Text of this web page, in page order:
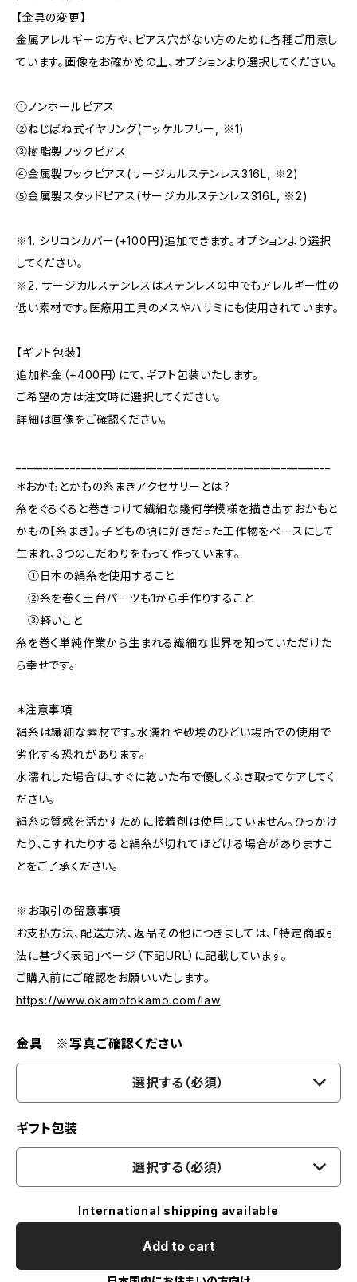
【金具の変更】
金属アレルギーの方や、ピアス穴がない方のために各種ご用意し
ています。画像をお確かめの上、オプションより選択してください。
①ノンホールピアス
②ねじばね式イヤリング(ニッケルフリー, ※1)
③樹脂製フックピアス
④金属製フックピアス(サージカルステンレス316L, ※2)
⑤金属製スタッドピアス(サージカルステンレス316L, ※2)
※1. シリコンカバー(+100円)追加できます。オプションより選択
してください。
※2. サージカルステンレスはステンレスの中でもアレルギー性の
低い素材です。医療用工具のメスやハサミにも使用されています。
【ギフト包装】
追加料金（+400円）にて、ギフト包装いたします。
ご希望の方は注文時に選択してください。
詳細は画像をご確認ください。
＊おかもとかもの糸まきアクセサリーとは？
糸をぐるぐると巻きつけて繊細な幾何学模様を描き出すおかもと
かもの【糸まき】。子どもの頃に好きだった工作物をベースにして
生まれ、3つのこだわりをもって作っています。
①日本の絹糸を使用すること
②糸を巻く土台パーツも1から手作りすること
③軽いこと
糸を巻く単純作業から生まれる繊細な世界を知っていただけた
ら幸せです。
＊注意事項
絹糸は繊細な素材です。水濡れや砂埃のひどい場所での使用で
劣化する恐れがあります。
水濡れした場合は、すぐに乾いた布で優しくふき取ってケアしてく
ださい。
絹糸の質感を活かすために接着剤は使用していません。ひっかけ
たり、こすれたりすると絹糸が切れてほどける場合がありますこ
とをご了承ください。
※お取引の留意事項
お支払方法、配送方法、返品その他につきましては、「特定商取引
法に基づく表記」ページ（下記URL）に記載しています。
ご購入前にご確認をお願いいたします。
https://www.okamotokamo.com/law
金具 ※写真ご確認ください
選択する（必須）
ギフト包装
選択する（必須）
International shipping available
Add to cart